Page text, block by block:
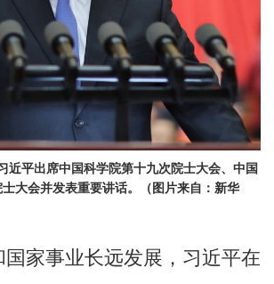
近平出席中国科学院第十九次院士大会、中国
大会并发表重要讲话。（图片来自：新华
事业长远发展，习近平在